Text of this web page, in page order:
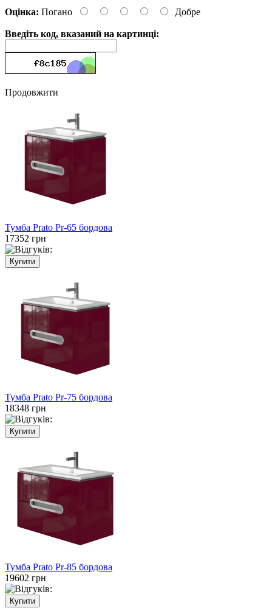
Оцінка: Погано Добре
Введіть код, вказаний на картинці:
Продовжити
Тумба Prato Pr-65 бордова
17352 грн
Тумба Prato Pr-75 бордова
18348 грн
Тумба Prato Pr-85 бордова
19602 грн